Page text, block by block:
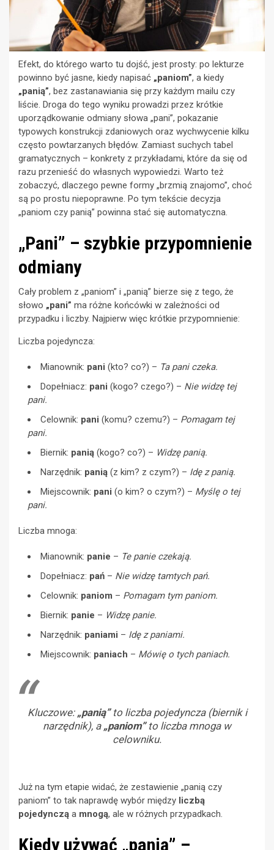
Efekt, do którego warto tu dojść, jest prosty: po lekturze
powinno być jasne, kiedy napisać „paniom”, a kiedy
„panią”, bez zastanawiania się przy każdym mailu czy
liście. Droga do tego wyniku prowadzi przez krótkie
uporządkowanie odmiany słowa „pani”, pokazanie
typowych konstrukcji zdaniowych oraz wychwycenie kilku
często powtarzanych błędów. Zamiast suchych tabel
gramatycznych – konkrety z przykładami, które da się od
razu przenieść do własnych wypowiedzi. Warto też
zobaczyć, dlaczego pewne formy „brzmią znajomo”, choć
są po prostu niepoprawne. Po tym tekście decyzja
„paniom czy panią” powinna stać się automatyczna.
„Pani” – szybkie przypomnienie
odmiany
Cały problem z „paniom” i „panią” bierze się z tego, że
słowo „pani” ma różne końcówki w zależności od
przypadku i liczby. Najpierw więc krótkie przypomnienie:
Liczba pojedyncza:
Mianownik: pani (kto? co?) – Ta pani czeka.
Dopełniacz: pani (kogo? czego?) – Nie widzę tej
pani.
Celownik: pani (komu? czemu?) – Pomagam tej
pani.
Biernik: panią (kogo? co?) – Widzę panią.
Narzędnik: panią (z kim? z czym?) – Idę z panią.
Miejscownik: pani (o kim? o czym?) – Myślę o tej
pani.
Liczba mnoga:
Mianownik: panie – Te panie czekają.
Dopełniacz: pań – Nie widzę tamtych pań.
Celownik: paniom – Pomagam tym paniom.
Biernik: panie – Widzę panie.
Narzędnik: paniami – Idę z paniami.
Miejscownik: paniach – Mówię o tych paniach.
Kluczowe: „panią”to liczba pojedyncza(biernik i
narzędnik), a „paniom”to liczba mnogaw
celowniku.
Już na tym etapie widać, że zestawienie „panią czy
paniom” to tak naprawdę wybór między liczbą
pojedynczą a mnogą, ale w różnych przypadkach.
Kiedy używać „panią” –